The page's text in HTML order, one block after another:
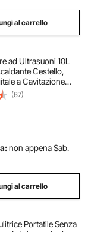
al carrello
ad Ultrasuoni 10L
Cestello,
a Cavitazione
Ultrasuoni 240 W
Orologi, Occhiali,
Metallici
(67)
non appena Sab.
al carrello
Portatile Senza